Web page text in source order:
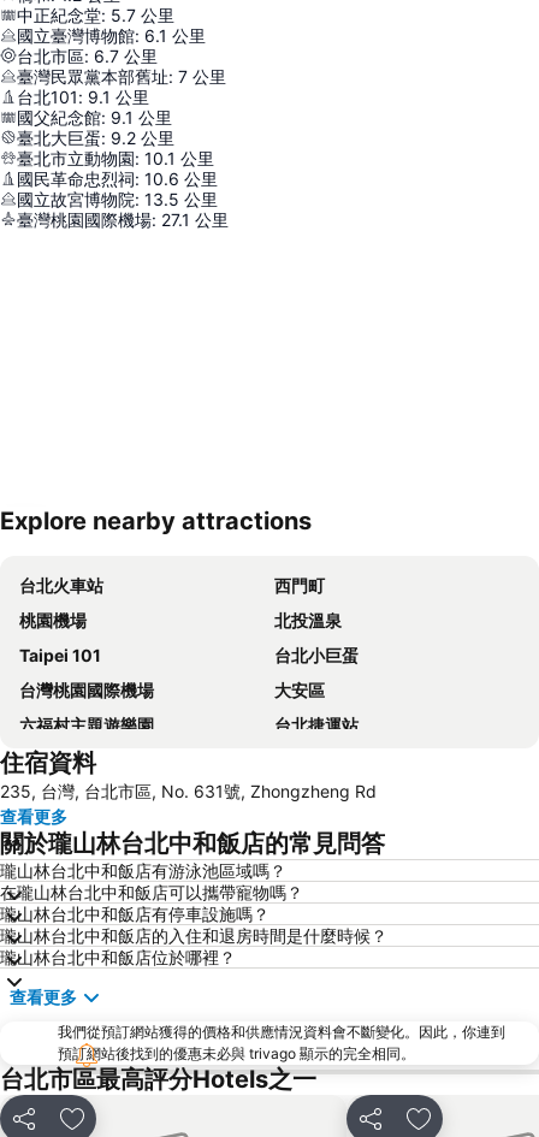
中正紀念堂: 5.7 公里
國立臺灣博物館: 6.1 公里
台北市區: 6.7 公里
臺灣民眾黨本部舊址: 7 公里
台北101: 9.1 公里
國父紀念館: 9.1 公里
臺北大巨蛋: 9.2 公里
臺北市立動物園: 10.1 公里
國民革命忠烈祠: 10.6 公里
國立故宮博物院: 13.5 公里
臺灣桃園國際機場: 27.1 公里
展開地圖
Explore nearby attractions
台北火車站
西門町
桃園機場
北投溫泉
Taipei 101
台北小巨蛋
台灣桃園國際機場
大安區
六福村主題遊樂園
台北捷運站
桃園高鐵站
新北投
烏來溫泉
陽明山
捷運中山站
捷運忠孝敦化站
大安森林公園
捷運忠孝復興站
內湖區
士林夜市
中正紀念堂
礁溪車站
桃園火車站
九份
台北世貿中心
台北市政府
羅東夜市
台北東區
饒河街觀光夜市
南港站覽館
住宿資料
235, 台灣, 台北市區, No. 631號, Zhongzheng Rd
查看更多
關於瓏山林台北中和飯店的常見問答
瓏山林台北中和飯店有游泳池區域嗎？
在瓏山林台北中和飯店可以攜帶寵物嗎？
瓏山林台北中和飯店有停車設施嗎？
瓏山林台北中和飯店的入住和退房時間是什麼時候？
瓏山林台北中和飯店位於哪裡？
查看更多
我們從預訂網站獲得的價格和供應情況資料會不斷變化。因此，你連到
預訂網站後找到的優惠未必與 trivago 顯示的完全相同。
台北市區最高評分Hotels之一
分享 放到收藏夾 分享 放到收藏夾